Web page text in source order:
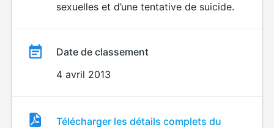
sexuelles et d’une tentative de suicide.
Date de classement
4 avril 2013
Fichier
Télécharger les détails complets du